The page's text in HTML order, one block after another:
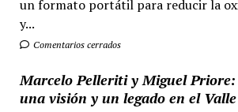
un formato portátil para reducir la
y...
Comentarios cerrados
Marcelo Pelleriti y Miguel
una visión y un legado en el